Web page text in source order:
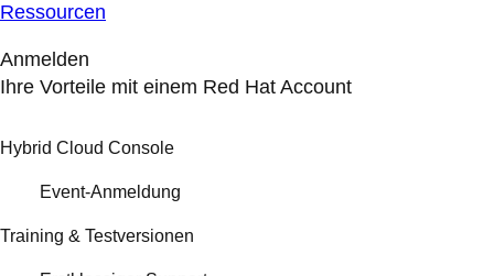
Ressourcen
Anmelden
Ihre Vorteile mit einem Red Hat Account
Hybrid Cloud Console
Event-Anmeldung
Training & Testversionen